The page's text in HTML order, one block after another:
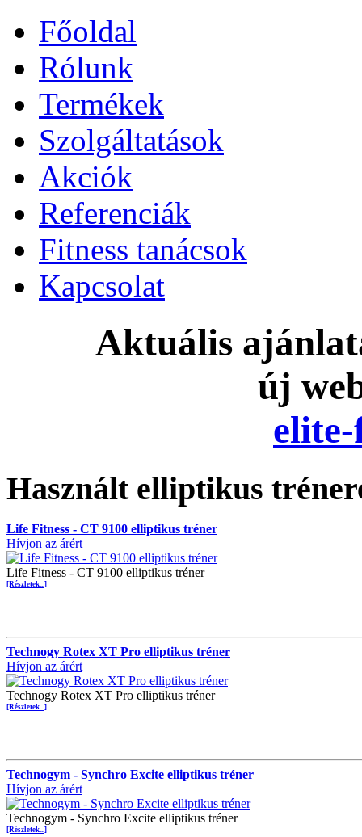
Főoldal
Rólunk
Termékek
Szolgáltatások
Akciók
Referenciák
Fitness tanácsok
Kapcsolat
Aktuális
új
Használt elliptikus
Life Fitness - CT 9100 elliptikus tréner
Hívjon az árért
Life Fitness - CT 9100 elliptikus tréner
[Részletek...]
Technogy Rotex XT Pro elliptikus tréner
Hívjon az árért
Technogy Rotex XT Pro elliptikus tréner
[Részletek...]
Technogym - Synchro Excite elliptikus tréner
Hívjon az árért
Technogym - Synchro Excite elliptikus tréner
[Részletek...]